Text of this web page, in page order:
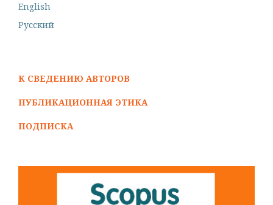
English
Русский
К СВЕДЕНИЮ АВТОРОВ
ПУБЛИКАЦИОННАЯ ЭТИКА
ПОДПИСКА